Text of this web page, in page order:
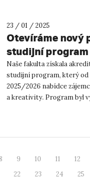
23 / 01 / 2025
Otevíráme nový
studijní
kreativních
Naše fakulta získala
studijní program, který od
2025/2026 nabídce
a kreativity. Program byl
8 9 10 11 12
22 23 24 25